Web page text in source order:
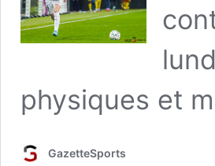
physiques et
GazetteSports